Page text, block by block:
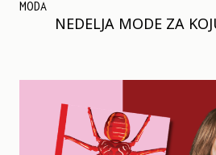
MODA
NEDELJA MODE ZA